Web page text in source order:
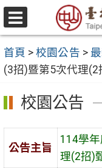
跳
至
要
內
容
區
選
單
首頁 >校園公告 >
(3招)暨第5次代理
校園公告
公告主旨
114學
理(2招)